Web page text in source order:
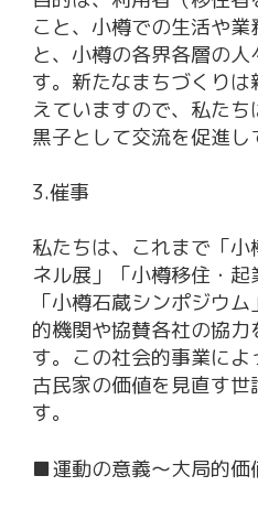
こと、小樽での生活や
と、小樽の各界各層の
す。新たなまちづくり
えていますので、私た
黒子として交流を促進し
3.催事
私たちは、これまで「
ネル展」「小樽移住・起
「小樽石蔵シンポジウ
的機関や協賛各社の協
す。この社会的事業に
古民家の価値を見直す
す。
■運動の意義〜大局的価